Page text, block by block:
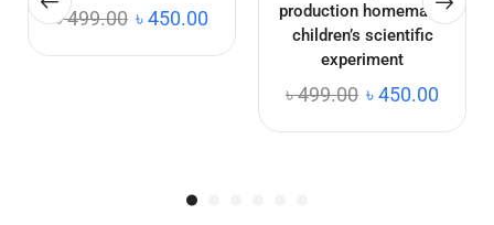
৳499.00 ৳450.00
production homemade
children’s scientific
experiment
৳499.00 ৳450.00